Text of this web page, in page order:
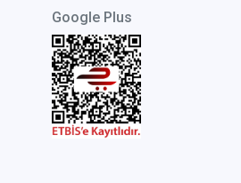
Google Plus